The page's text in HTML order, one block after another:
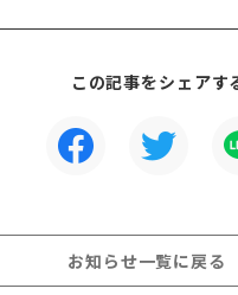
この記事をシェアす
お知らせ一覧に戻る